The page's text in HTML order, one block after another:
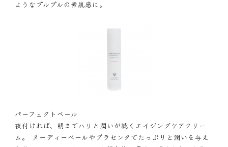
ようなプルプルの素肌感に。
パーフェクトベール
夜付ければ、朝までハリと潤いが続くエイジングケアクリー
ム。 ヌーディーベールやプラセンタでたっぷりと潤いを与え